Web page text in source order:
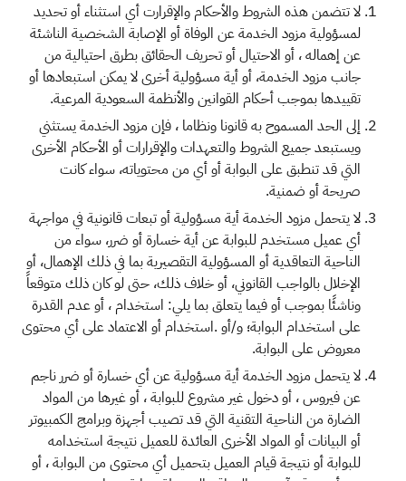
لا تتضمن هذه الشروط والأحكام والإقرارت أي استثناء أو تحديد
لمسؤولية مزود الخدمة عن الوفاة أو الإصابة الشخصية الناشئة
عن إهماله ، أو الاحتيال أو تحريف الحقائق بطرق احتيالية من
جانب مزود الخدمة، أو أية مسؤولية أخرى لا يمكن استبعادها أو
تقييدها بموجب أحكام القوانين والأنظمة السعودية المرعية.
إلى الحد المسموح به قانونا ونظاما ، فإن مزود الخدمة يستثني
ويستبعد جميع الشروط والتعهدات والإقرارات أو الأحكام الأخرى
التي قد تنطبق على البوابة أو أي من محتوياته، سواء كانت
صريحة أو ضمنية.
لا يتحمل مزود الخدمة أية مسؤولية أو تبعات قانونية في مواجهة
أي عميل مستخدم للبوابة عن أية خسارة أو ضرر، سواء من
الناحية التعاقدية أو المسؤولية التقصيرية بما في ذلك الإهمال، أو
الإخلال بالواجب القانوني، أو خلاف ذلك، حتى لو كان ذلك متوقعاً
وناشئًا بموجب أو فيما يتعلق بما يلي: استخدام ، أو عدم القدرة
على استخدام البوابة؛ و/أو .استخدام أو الاعتماد على أي محتوى
معروض على البوابة.
لا يتحمل مزود الخدمة أية مسؤولية عن أي خسارة أو ضرر ناجم
عن فيروس ، أو دخول غير مشروع للبوابة ، أو غيرها من المواد
الضارة من الناحية التقنية التي قد تصيب أجهزة وبرامج الكمبيوتر
أو البيانات أو المواد الأخرى العائدة للعميل نتيجة استخدامه
للبوابة أو نتيجة قيام العميل بتحميل أي محتوى من البوابة ، أو